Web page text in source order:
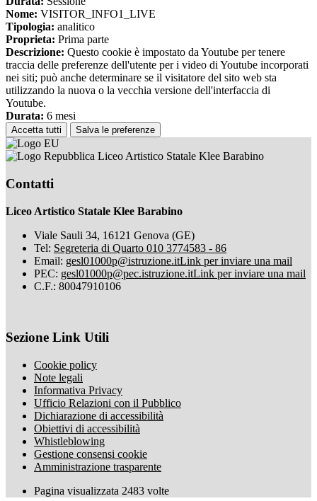
Nome: VISITOR_INFO1_LIVE
Tipologia: analitico
Proprieta: Prima parte
Descrizione: Questo cookie è impostato da Youtube per tenere
traccia delle preferenze dell'utente per i video di Youtube incorporati
nei siti; può anche determinare se il visitatore del sito web sta
utilizzando la nuova o la vecchia versione dell'interfaccia di
Youtube.
Durata: 6 mesi
Accetta tutti Salva le preferenze
Liceo Artistico Statale Klee Barabino
Contatti
Liceo Artistico Statale Klee Barabino
Viale Sauli 34, 16121 Genova (GE)
Tel: Segreteria di Quarto 010 3774583 - 86
Email: gesl01000p@istruzione.itLink per inviare una mail
PEC: gesl01000p@pec.istruzione.itLink per inviare una mail
C.F.: 80047910106
Sezione Link Utili
Cookie policy
Note legali
Informativa Privacy
Ufficio Relazioni con il Pubblico
Dichiarazione di accessibilità
Obiettivi di accessibilità
Whistleblowing
Gestione consensi cookie
Amministrazione trasparente
Pagina visualizzata 2483 volte